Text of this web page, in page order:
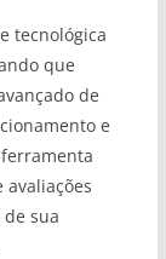
tecnológica
que
de
e
sua